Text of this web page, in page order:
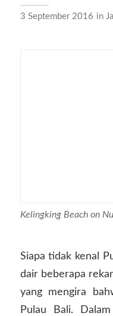
3 September 2016 in
Kelingking Beach on
Siapa tidak kenal
dair beberapa
yang mengira
Pulau Bali.